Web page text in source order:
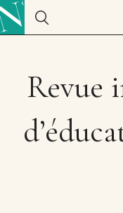
Revue